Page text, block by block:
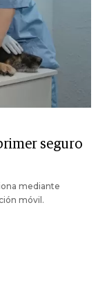
seguro
mediante
móvil.